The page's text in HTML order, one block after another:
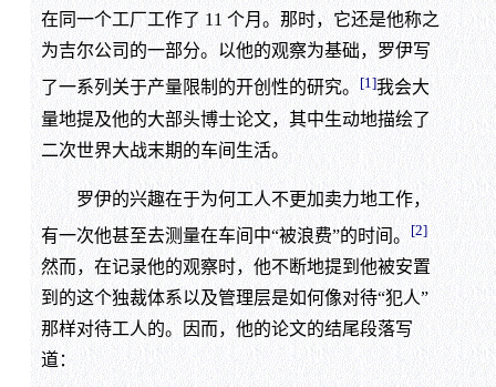
在同一个工厂工作了 11 个月。那时，它还是他称之
为吉尔公司的一部分。以他的观察为基础，罗伊写
了一系列关于产量限制的开创性的研究。 [1]我会大
量地提及他的大部头博士论文，其中生动地描绘了
二次世界大战末期的车间生活。
罗伊的兴趣在于为何工人不更加卖力地工作，
有一次他甚至去测量在车间中“被浪费”的时间。
[2]
然而，在记录他的观察时，他不断地提到他被安置
到的这个独裁体系以及管理层是如何像对待“犯人”
那样对待工人的。因而，他的论文的结尾段落写
道：